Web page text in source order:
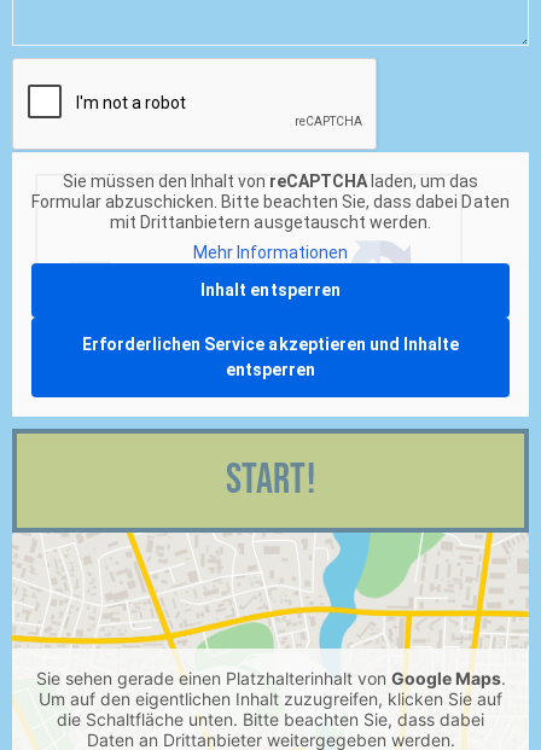
Sie müssen den Inhalt von reCAPTCHA laden, um das
Formular abzuschicken. Bitte beachten Sie, dass dabei Daten
mit Drittanbietern ausgetauscht werden.
Mehr Informationen
Inhalt entsperren
Erforderlichen Service akzeptieren und Inhalte
entsperren
Start!
Sie sehen gerade einen Platzhalterinhalt von Google Maps.
Um auf den eigentlichen Inhalt zuzugreifen, klicken Sie auf
die Schaltfläche unten. Bitte beachten Sie, dass dabei
Daten an Drittanbieter weitergegeben werden.